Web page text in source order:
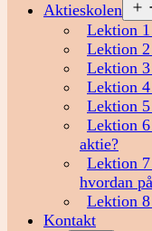
Aktieskolen
Lektion
Lektion 2
Lektion
Lektion
Lektion
Lektion
aktie?
Lektion
hvordan
Lektion
Kontakt